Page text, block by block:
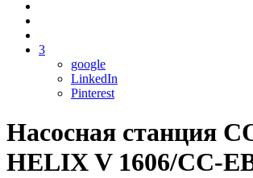
3
google
LinkedIn
Pinterest
Насосная станция
HELIX V 1606/CC-